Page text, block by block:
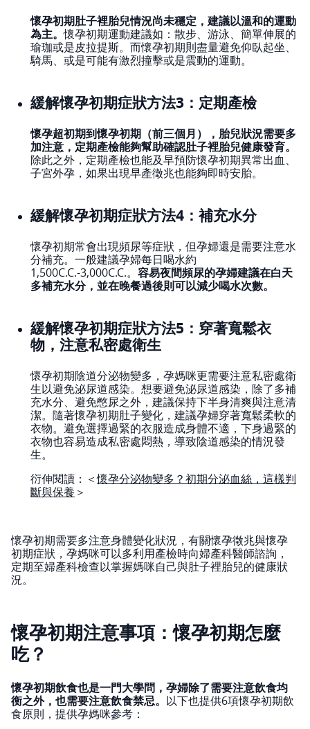
懷孕初期肚子裡胎兒情況尚未穩定，建議以溫和的運動
為主。懷孕初期運動建議如：散步、游泳、簡單伸展的
瑜珈或是皮拉提斯。而懷孕初期則盡量避免仰臥起坐、
騎馬、或是可能有激烈撞擊或是震動的運動。
緩解懷孕初期症狀方法3：定期產檢
懷孕超初期到懷孕初期（前三個月），胎兒狀況需要多
加注意，定期產檢能夠幫助確認肚子裡胎兒健康發育。
除此之外，定期產檢也能及早預防懷孕初期異常出血、
子宮外孕，如果出現早產徵兆也能夠即時安胎。
緩解懷孕初期症狀方法4：補充水分
懷孕初期常會出現頻尿等症狀，但孕婦還是需要注意水
分補充。一般建議孕婦每日喝水約
1,500C.C.-3,000C.C.。 容易夜間頻尿的孕婦建議在白天
多補充水分，並在晚餐過後則可以減少喝水次數。
緩解懷孕初期症狀方法5：穿著寬鬆衣
物，注意私密處衛生
懷孕初期陰道分泌物變多，孕媽咪更需要注意私密處衛
生以避免泌尿道感染。想要避免泌尿道感染，除了多補
充水分、避免憋尿之外，建議保持下半身清爽與注意清
潔。隨著懷孕初期肚子變化，建議孕婦穿著寬鬆柔軟的
衣物。避免選擇過緊的衣服造成身體不適，下身過緊的
衣物也容易造成私密處悶熱，導致陰道感染的情況發
生。
衍伸閱讀：＜懷孕分泌物變多？初期分泌血絲，這樣判
斷與保養 ＞
懷孕初期需要多注意身體變化狀況，有關懷孕徵兆與懷孕
初期症狀，孕媽咪可以多利用產檢時向婦產科醫師諮詢，
定期至婦產科檢查以掌握媽咪自己與肚子裡胎兒的健康狀
況。
懷孕初期注意事項：懷孕初期怎麼
吃？
懷孕初期飲食也是一門大學問，孕婦除了需要注意飲食均
衡之外，也需要注意飲食禁忌。 以下也提供6項懷孕初期飲
食原則，提供孕媽咪參考：